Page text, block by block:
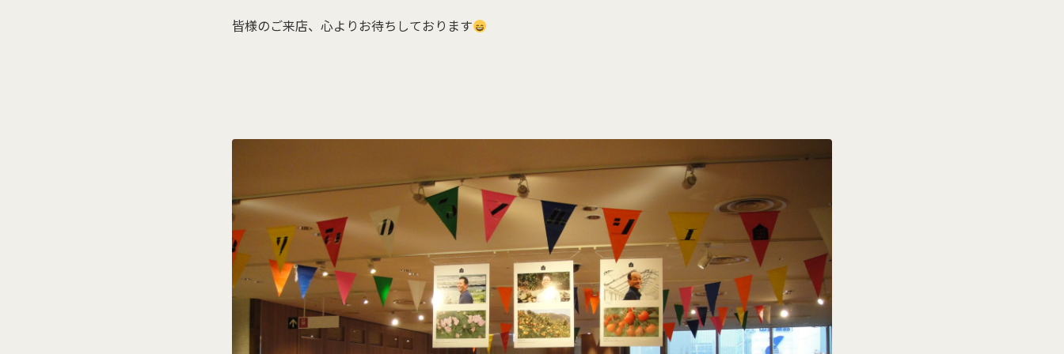
皆様のご来店、心よりお待ちしております